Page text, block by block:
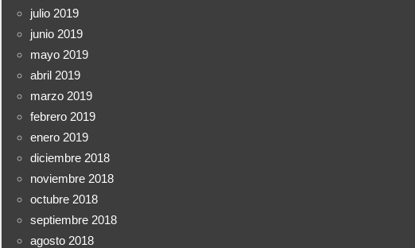
julio 2019
junio 2019
mayo 2019
abril 2019
marzo 2019
febrero 2019
enero 2019
diciembre 2018
noviembre 2018
octubre 2018
septiembre 2018
agosto 2018